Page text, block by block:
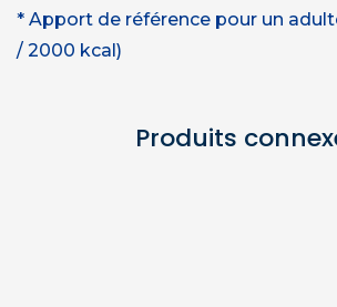
* Apport de référence pour un
/ 2000 kcal)
Produits